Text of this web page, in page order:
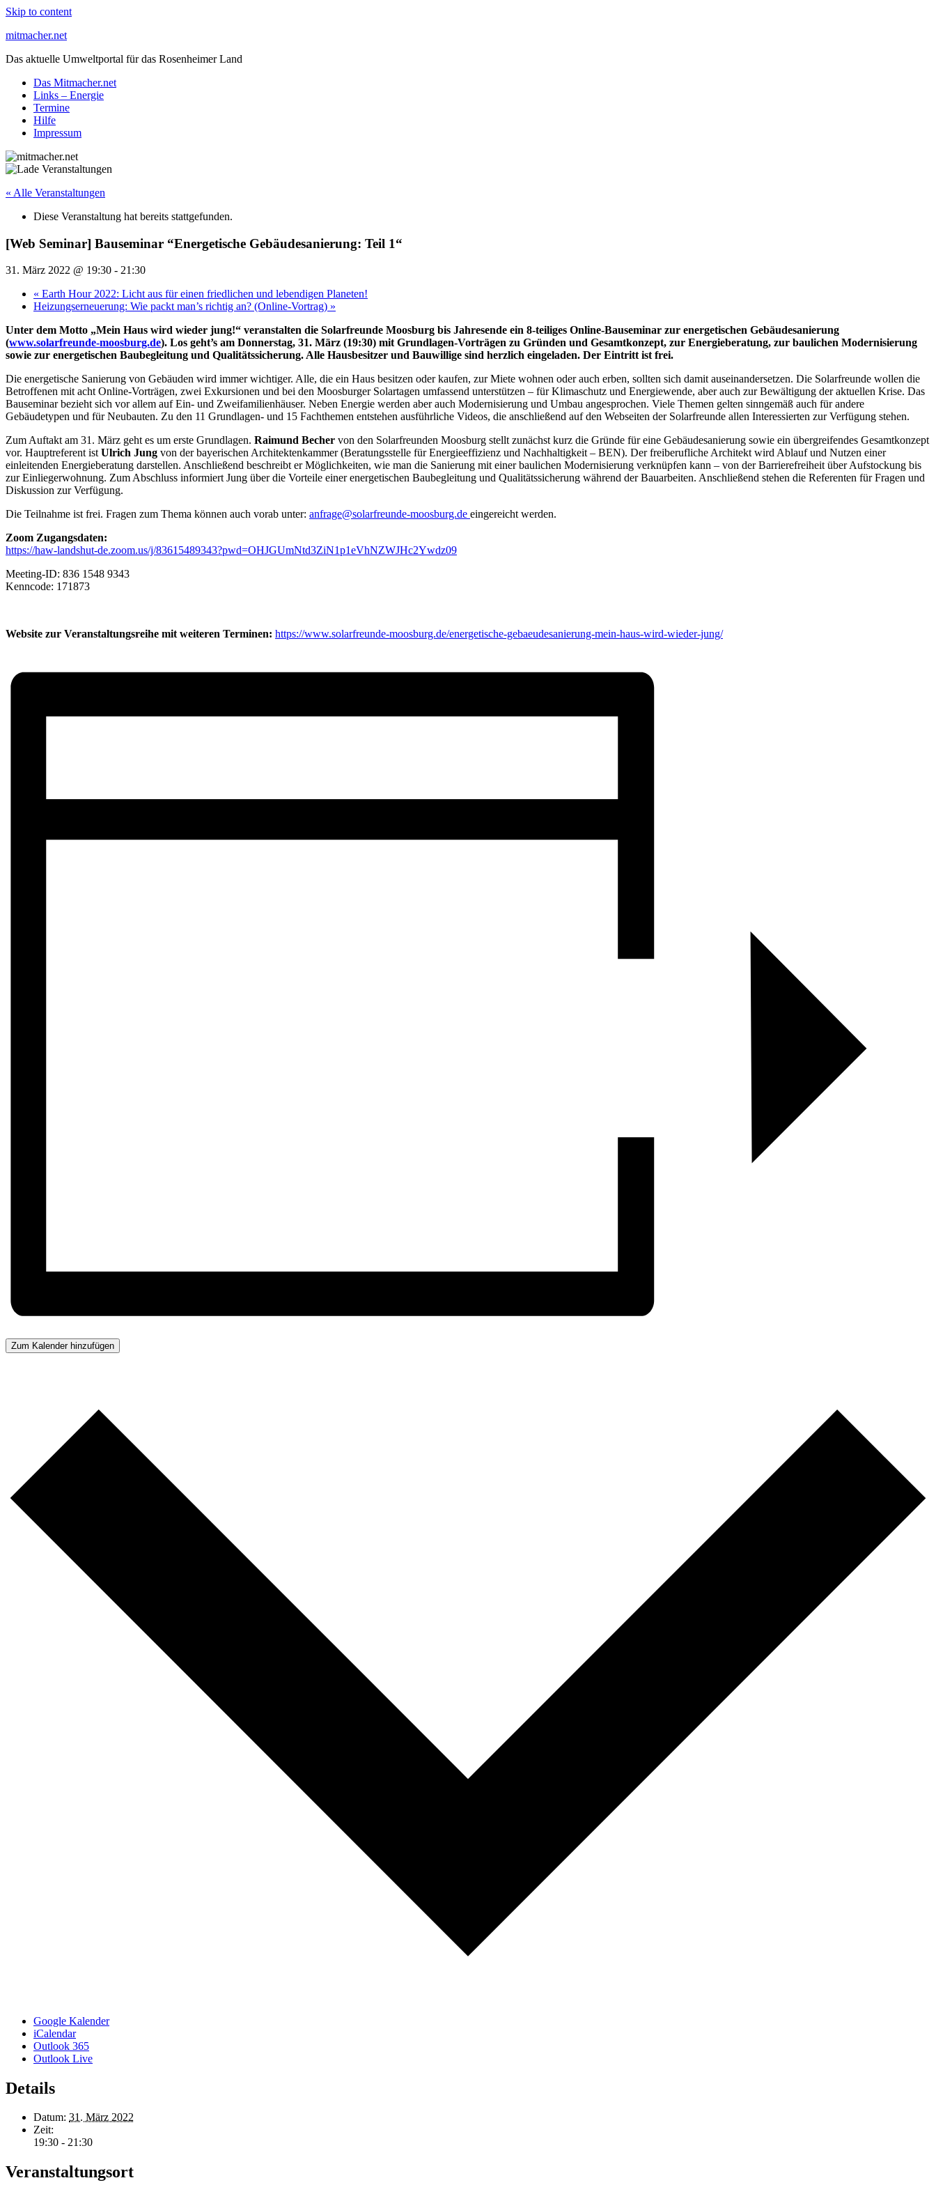
Skip to content
mitmacher.net
Das aktuelle Umweltportal für das Rosenheimer Land
Das Mitmacher.net
Links – Energie
Termine
Hilfe
Impressum
« Alle Veranstaltungen
Diese Veranstaltung hat bereits stattgefunden.
[Web Seminar] Bauseminar “Energetische Gebäudesanierung: Teil 1“
31. März 2022 @ 19:30 - 21:30
« Earth Hour 2022: Licht aus für einen friedlichen und lebendigen Planeten!
Heizungserneuerung: Wie packt man’s richtig an? (Online-Vortrag) »
Unter dem Motto „Mein Haus wird wieder jung!“ veranstalten die Solarfreunde Moosburg bis Jahresende ein 8-teiliges Online-Bauseminar zur energetischen Gebäudesanierung
(www.solarfreunde-moosburg.de). Los geht’s am Donnerstag, 31. März (19:30) mit Grundlagen-Vorträgen zu Gründen und Gesamtkonzept, zur Energieberatung, zur baulichen Modernisierung
sowie zur energetischen Baubegleitung und Qualitätssicherung. Alle Hausbesitzer und Bauwillige sind herzlich eingeladen. Der Eintritt ist frei.
Die energetische Sanierung von Gebäuden wird immer wichtiger. Alle, die ein Haus besitzen oder kaufen, zur Miete wohnen oder auch erben, sollten sich damit auseinandersetzen. Die Solarfreunde wollen die
Betroffenen mit acht Online-Vorträgen, zwei Exkursionen und bei den Moosburger Solartagen umfassend unterstützen – für Klimaschutz und Energiewende, aber auch zur Bewältigung der aktuellen Krise. Das
Bauseminar bezieht sich vor allem auf Ein- und Zweifamilienhäuser. Neben Energie werden aber auch Modernisierung und Umbau angesprochen. Viele Themen gelten sinngemäß auch für andere
Gebäudetypen und für Neubauten. Zu den 11 Grundlagen- und 15 Fachthemen entstehen ausführliche Videos, die anschließend auf den Webseiten der Solarfreunde allen Interessierten zur Verfügung stehen.
Zum Auftakt am 31. März geht es um erste Grundlagen. Raimund Becher von den Solarfreunden Moosburg stellt zunächst kurz die Gründe für eine Gebäudesanierung sowie ein übergreifendes Gesamtkonzept
vor. Hauptreferent istUlrich Jung von der bayerischen Architektenkammer (Beratungsstelle für Energieeffizienz und Nachhaltigkeit – BEN). Der freiberufliche Architekt wird Ablauf und Nutzen einer
einleitenden Energieberatung darstellen. Anschließend beschreibt er Möglichkeiten, wie man die Sanierung mit einer baulichen Modernisierung verknüpfen kann – von der Barrierefreiheit über Aufstockung bis
zur Einliegerwohnung. Zum Abschluss informiert Jung über die Vorteile einer energetischen Baubegleitung und Qualitätssicherung während der Bauarbeiten. Anschließend stehen die Referenten für Fragen und
Diskussion zur Verfügung.
Die Teilnahme ist frei. Fragen zum Thema können auch vorab unter: anfrage@solarfreunde-moosburg.de eingereicht werden.
Zoom Zugangsdaten:
https://haw-landshut-de.zoom.us/j/83615489343?pwd=OHJGUmNtd3ZiN1p1eVhNZWJHc2Ywdz09
Meeting-ID: 836 1548 9343
Kenncode: 171873
Website zur Veranstaltungsreihe mit weiteren Terminen: https://www.solarfreunde-moosburg.de/energetische-gebaeudesanierung-mein-haus-wird-wieder-jung/
Zum Kalender hinzufügen
Google Kalender
iCalendar
Outlook 365
Outlook Live
Details
Datum: 31. März 2022
Zeit:
19:30 - 21:30
Veranstaltungsort